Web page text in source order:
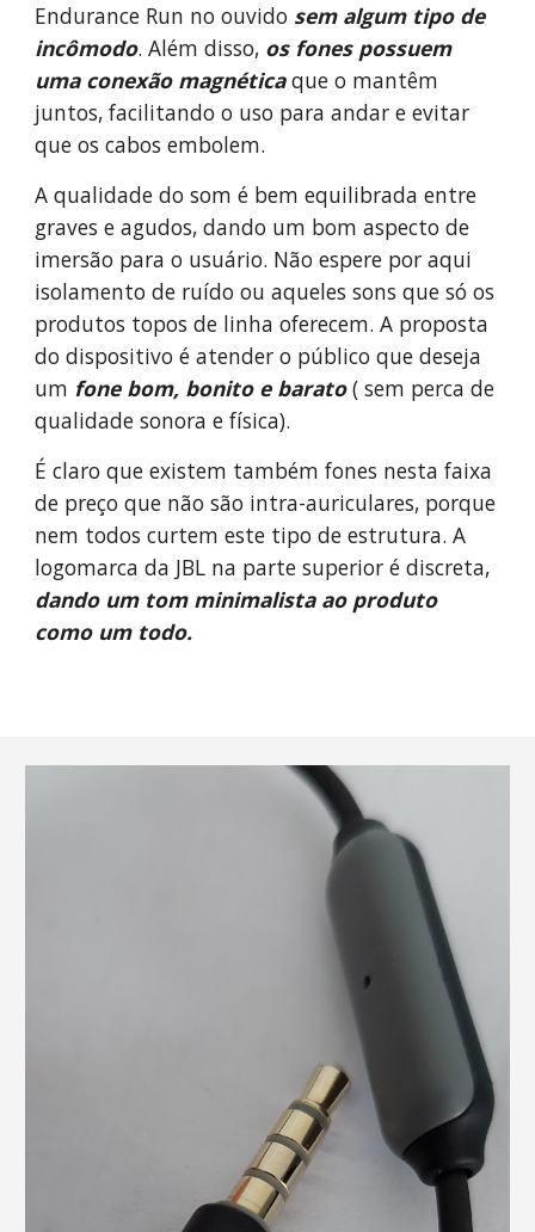
Endurance Run no ouvido sem algum tipo de
incômodo. Além disso, os fones possuem
uma conexão magnética que o mantêm
juntos, facilitando o uso para andar e evitar
que os cabos embolem.
A qualidade do som é bem equilibrada entre
graves e agudos, dando um bom aspecto de
imersão para o usuário. Não espere por aqui
isolamento de ruído ou aqueles sons que só os
produtos topos de linha oferecem. A proposta
do dispositivo é atender o público que deseja
um fone bom, bonito e barato ( sem perca de
qualidade sonora e física).
É claro que existem também fones nesta faixa
de preço que não são intra-auriculares, porque
nem todos curtem este tipo de estrutura. A
dando um tom minimalista ao produto
como um todo.